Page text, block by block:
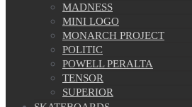
MADNESS
MINI LOGO
MONARCH PROJECT
POLITIC
POWELL PERALTA
TENSOR
SUPERIOR